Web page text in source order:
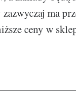
ma
ceny w